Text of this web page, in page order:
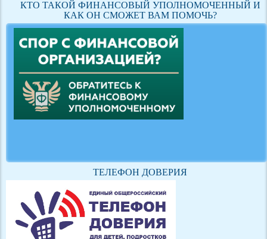
КТО ТАКОЙ ФИНАНСОВЫЙ УПОЛНОМОЧЕННЫЙ И
КАК ОН СМОЖЕТ ВАМ ПОМОЧЬ?
ТЕЛЕФОН ДОВЕРИЯ